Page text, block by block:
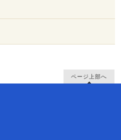
ページ上部へ